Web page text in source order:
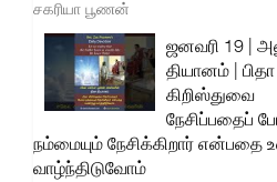
சகரியா பூணன்
ஜனவரி 19 |
தியானம் | பிதா
கிறிஸ்துவை
நேசிப்பதைப்
நம்மையும் நேசிக்கிறார் என்பதை
வாழ்ந்திடுவோம்